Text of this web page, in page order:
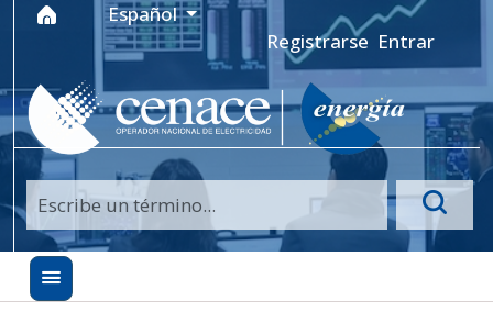
Ir al menú de navegación principal
Ir al contenido principal
Ir al pie de página del sitio
Idioma
Español
Registrarse Entrar